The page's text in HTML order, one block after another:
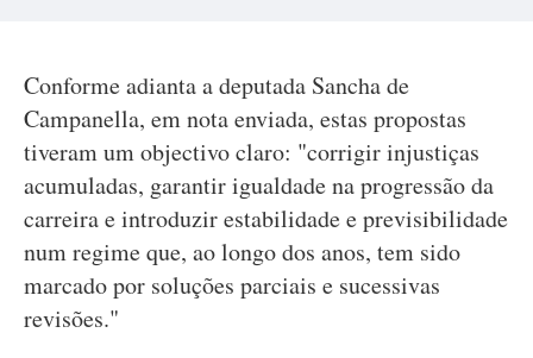
Conforme adianta a deputada Sancha de
Campanella, em nota enviada, estas propostas
tiveram um objectivo claro: "corrigir injustiças
acumuladas, garantir igualdade na progressão da
carreira e introduzir estabilidade e previsibilidade
num regime que, ao longo dos anos, tem sido
marcado por soluções parciais e sucessivas
revisões."